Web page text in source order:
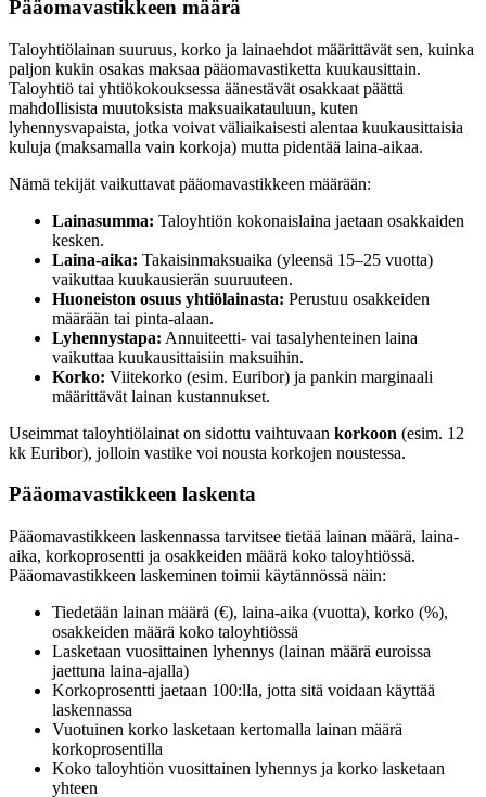
Pääomavastikkeen määrä
Taloyhtiölainan suuruus, korko ja lainaehdot määrittävät sen, kuinka
paljon kukin osakas maksaa pääomavastiketta kuukausittain.
Taloyhtiö tai yhtiökokouksessa äänestävät osakkaat päättä
mahdollisista muutoksista maksuaikatauluun, kuten
lyhennysvapaista, jotka voivat väliaikaisesti alentaa kuukausittaisia
kuluja (maksamalla vain korkoja) mutta pidentää laina-aikaa.
Nämä tekijät vaikuttavat pääomavastikkeen määrään:
Lainasumma: Taloyhtiön kokonaislaina jaetaan osakkaiden
kesken.
Laina-aika: Takaisinmaksuaika (yleensä 15–25 vuotta)
vaikuttaa kuukausierän suuruuteen.
Huoneiston osuus yhtiölainasta: Perustuu osakkeiden
määrään tai pinta-alaan.
Lyhennystapa: Annuiteetti- vai tasalyhenteinen laina
vaikuttaa kuukausittaisiin maksuihin.
Korko: Viitekorko (esim. Euribor) ja pankin marginaali
määrittävät lainan kustannukset.
Useimmat taloyhtiölainat on sidottu vaihtuvaan korkoon (esim. 12
kk Euribor), jolloin vastike voi nousta korkojen noustessa.
Pääomavastikkeen laskenta
Pääomavastikkeen laskennassa tarvitsee tietää lainan määrä, laina-
aika, korkoprosentti ja osakkeiden määrä koko taloyhtiössä.
Pääomavastikkeen laskeminen toimii käytännössä näin:
Tiedetään lainan määrä (€), laina-aika (vuotta), korko (%),
osakkeiden määrä koko taloyhtiössä
Lasketaan vuosittainen lyhennys (lainan määrä euroissa
jaettuna laina-ajalla)
Korkoprosentti jaetaan 100:lla, jotta sitä voidaan käyttää
laskennassa
Vuotuinen korko lasketaan kertomalla lainan määrä
korkoprosentilla
Koko taloyhtiön vuosittainen lyhennys ja korko lasketaan
yhteen